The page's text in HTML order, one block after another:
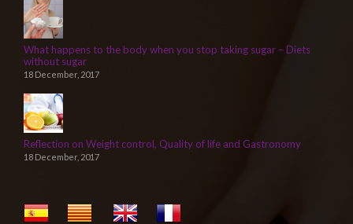
What happens to the body when you stop taking sugar – Diets
without sugar
18 December, 2017
Reflection on Weight control, Quality of life and Gastronomy
18 December, 2017